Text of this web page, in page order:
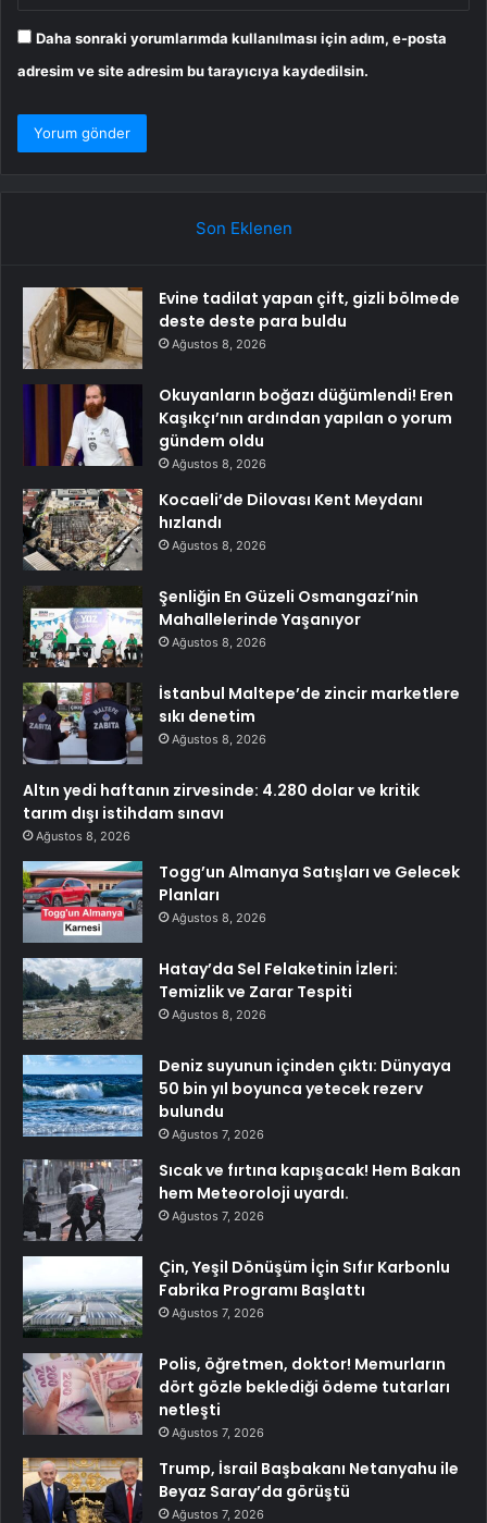
Daha sonraki yorumlarımda kullanılması için adım, e-posta
adresim ve site adresim bu tarayıcıya kaydedilsin.
Son Eklenen
Evine tadilat yapan çift, gizli bölmede
deste deste para buldu
Ağustos 8, 2026
Okuyanların boğazı düğümlendi! Eren
Kaşıkçı’nın ardından yapılan o yorum
gündem oldu
Ağustos 8, 2026
Kocaeli’de Dilovası Kent Meydanı
hızlandı
Ağustos 8, 2026
Şenliğin En Güzeli Osmangazi’nin
Mahallelerinde Yaşanıyor
Ağustos 8, 2026
İstanbul Maltepe’de zincir marketlere
sıkı denetim
Ağustos 8, 2026
Altın yedi haftanın zirvesinde: 4.280 dolar ve kritik
tarım dışı istihdam sınavı
Ağustos 8, 2026
Togg’un Almanya Satışları ve Gelecek
Planları
Ağustos 8, 2026
Hatay’da Sel Felaketinin İzleri:
Temizlik ve Zarar Tespiti
Ağustos 8, 2026
Deniz suyunun içinden çıktı: Dünyaya
50 bin yıl boyunca yetecek rezerv
bulundu
Ağustos 7, 2026
Sıcak ve fırtına kapışacak! Hem Bakan
hem Meteoroloji uyardı.
Ağustos 7, 2026
Çin, Yeşil Dönüşüm İçin Sıfır Karbonlu
Fabrika Programı Başlattı
Ağustos 7, 2026
Polis, öğretmen, doktor! Memurların
dört gözle beklediği ödeme tutarları
netleşti
Ağustos 7, 2026
Trump, İsrail Başbakanı Netanyahu ile
Beyaz Saray’da görüştü
Ağustos 7, 2026